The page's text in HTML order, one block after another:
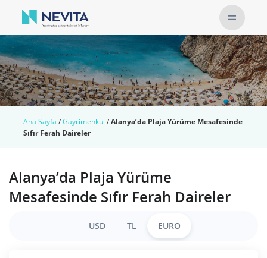
Ana Sayfa /Gayrimenkul /Alanya’da Plaja Yürüme Mesafesinde
Sıfır Ferah Daireler
Alanya’da Plaja Yürüme
Mesafesinde Sıfır Ferah Daireler
USD TL EURO